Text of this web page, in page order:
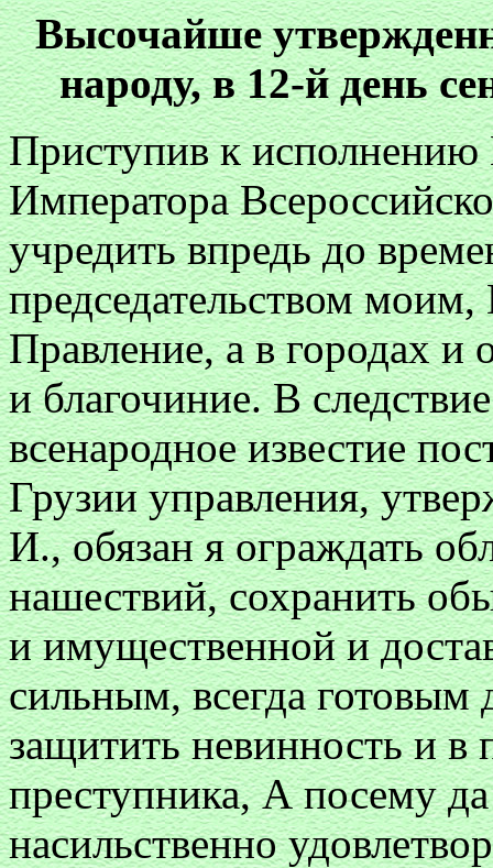
Высочайше
народу, в 12-й день
Приступив к
Императора
учредить впредь до
председательством
Правление, а в городах и
и благочиние. В
всенародное известие
Грузии управления,
И., обязан я ограждать
нашествий, сохранить
и имущественной и
сильным, всегда готовым
защитить невинность и в
преступника, А посему
насильственно